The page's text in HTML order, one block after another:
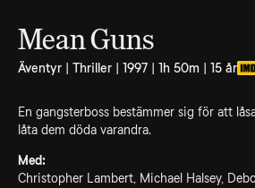
Mean Guns
Äventyr | Thriller | 1997 | 1h 50m | 15 år
En gangsterboss bestämmer sig för att
låta dem döda varandra.
Med:
Christopher Lambert, Michael Halsey,